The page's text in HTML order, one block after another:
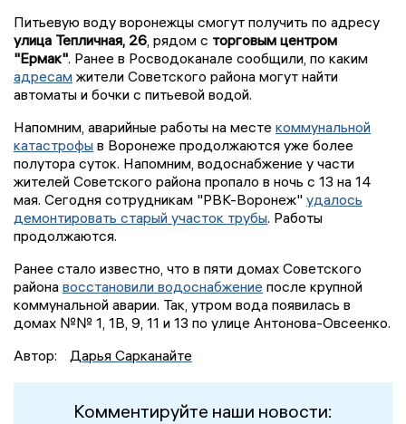
Питьевую воду воронежцы смогут получить по адресу
улица Тепличная, 26, рядом с торговым центром
"Ермак". Ранее в Росводоканале сообщили, по каким
адресам жители Советского района могут найти
автоматы и бочки с питьевой водой.
Напомним, аварийные работы на месте коммунальной
катастрофы в Воронеже продолжаются уже более
полутора суток. Напомним, водоснабжение у части
жителей Советского района пропало в ночь с 13 на 14
мая. Сегодня сотрудникам "РВК-Воронеж" удалось
демонтировать старый участок трубы. Работы
продолжаются.
Ранее стало известно, что в пяти домах Советского
района восстановили водоснабжение после крупной
коммунальной аварии. Так, утром вода появилась в
домах №№ 1, 1В, 9, 11 и 13 по улице Антонова-Овсеенко.
Автор:
Дарья Сарканайте
Комментируйте наши новости: